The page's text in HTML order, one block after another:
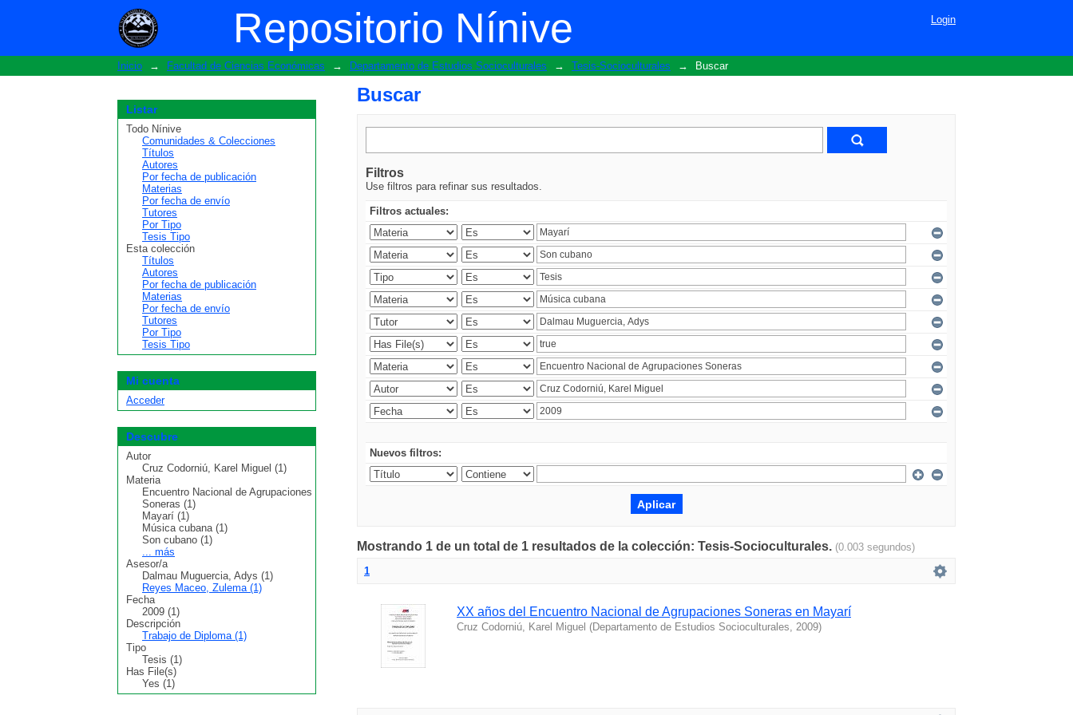
Repositorio Nínive
Buscar Login
Inicio → Facultad de Ciencias Económicas → Departamento de Estudios Socioculturales → Tesis-Socioculturales → Buscar
Buscar
Filtros
Use filtros para refinar sus resultados.
Filtros actuales:
Nuevos filtros:
Mostrando 1 de un total de 1 resultados de la colección: Tesis-Socioculturales. (0.003 segundos)
1
XX años del Encuentro Nacional de Agrupaciones Soneras en Mayarí
Cruz Codorniú, Karel Miguel (Departamento de Estudios Socioculturales, 2009)
Listar
Todo Nínive
Comunidades & Colecciones
Títulos
Autores
Por fecha de publicación
Materias
Por fecha de envío
Tutores
Por Tipo
Tesis Tipo
Esta colección
Títulos
Autores
Por fecha de publicación
Materias
Por fecha de envío
Tutores
Por Tipo
Tesis Tipo
Mi cuenta
Acceder
Descubre
Autor
Cruz Codorniú, Karel Miguel (1)
Materia
Encuentro Nacional de Agrupaciones
Soneras (1)
Mayarí (1)
Música cubana (1)
Son cubano (1)
... más
Asesor/a
Dalmau Muguercia, Adys (1)
Reyes Maceo, Zulema (1)
Fecha
2009 (1)
Descripción
Trabajo de Diploma (1)
Tipo
Tesis (1)
Has File(s)
Yes (1)